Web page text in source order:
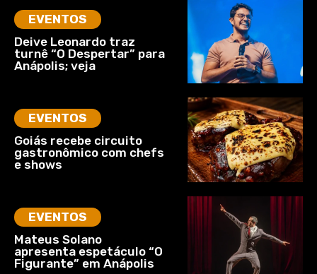
EVENTOS
Deive Leonardo traz
turnê “O Despertar” para
Anápolis; veja
EVENTOS
Goiás recebe circuito
gastronômico com chefs
e shows
EVENTOS
Mateus Solano
apresenta espetáculo “O
Figurante” em Anápolis